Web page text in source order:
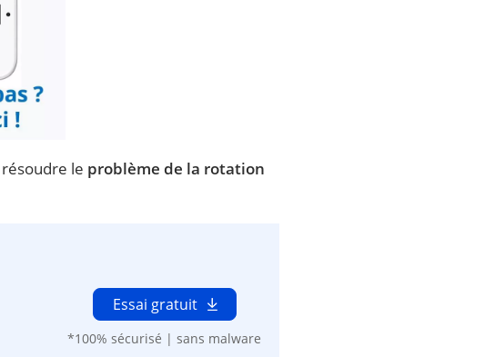
le problème de la rotation
Essai gratuit
*100% sécurisé | sans malware